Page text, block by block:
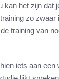
kan het zijn dat
zo zwaar
training van
iets aan een